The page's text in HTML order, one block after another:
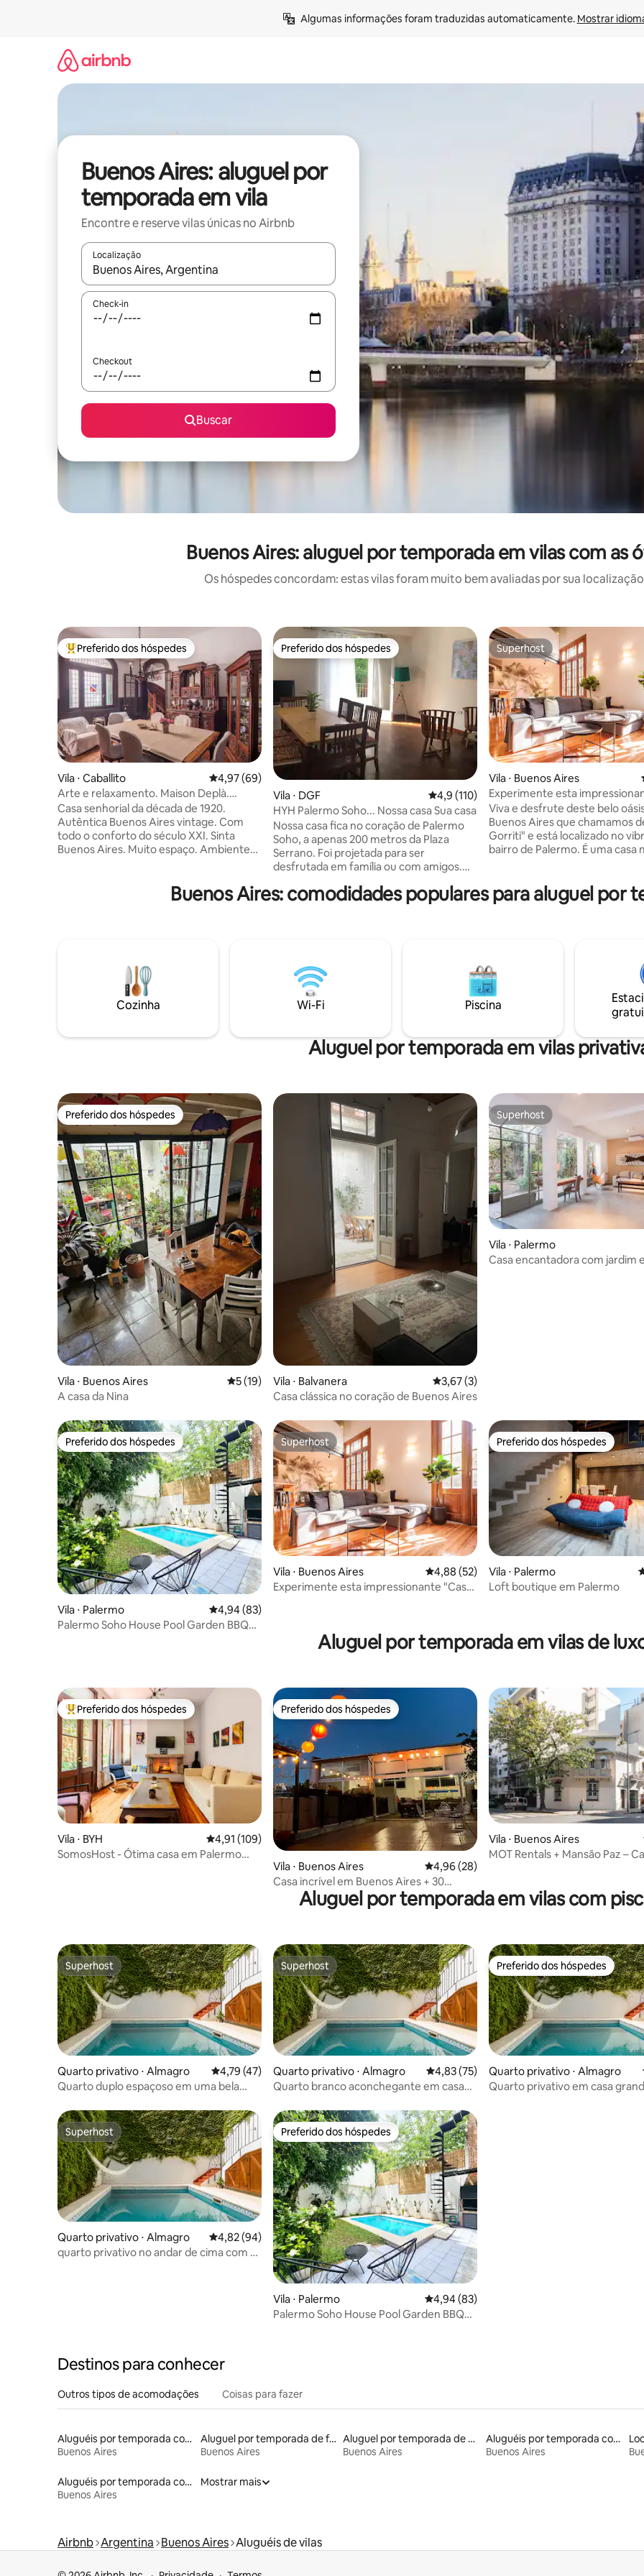
Algumas informações foram traduzidas automaticamente. Mostrar
Buenos Aires: aluguel por
temporada em vila
Encontre e reserve vilas únicas no Airbnb
Localização
Quando os resultados estiverem disponíveis, explore-os usando as seta para cima e para baixo do teclado ou tocando
Check-in
Checkout
Buscar
Buenos Aires: aluguel por temporada em vilas com as
Os hóspedes concordam: estas vilas foram muito bem avaliadas por sua
Entre os melhores preferidos dos hóspedes
Preferido dos hóspedes
Vila ⋅ Caballito 4,97 de uma avaliação média de 5, 69 avaliações
4,97 (69)
Arte e relaxamento. Maison Deplà.
Vintage 1.920 portenho
Casa senhorial da década de 1920.
Autêntica Buenos Aires vintage. Com
todo o conforto do século XXI. Sinta
Buenos Aires. Muito espaço. Ambientes
banheiros. Cozinha completa. Super WI-
e mesa grande. Perto de bares,
restaurantes e parques Com fácil acesso
a toda a cidade Aluguéis de espaços
Preferido dos hóspedes
Preferido dos hóspedes
Vila ⋅ DGF 4,9 de uma avaliação média de 5, 110
4,9 (110)
HYH Palermo Soho... Nossa casa Sua casa
Nossa casa fica no coração de Palermo
Soho, a apenas 200 metros da Plaza
Serrano. Foi projetada para ser
desfrutada em família ou com amigos.
condicionado, todas as camas e colchões
são novos, assim como os banheiros e a
Palermo, nossa localização e experiência
permitirão que você viva, sinta e
descubra Buenos Aires. Esperamos por
Superhost
Superhost
Vila ⋅ Buenos Aires
Experimente esta
Gorriti" em Palermo
Viva e desfrute deste belo
Buenos Aires que chamamos
Gorriti" e está localizado no
bairro de Palermo. É uma casa
vanguarda o torna ideal para
casais ou grupos de amigos.
completos, um toalete, quincho
grande terraço ao ar livre. Você
experiência única:)
Argenhost
Buenos Aires: comodidades populares para aluguel por
Cozinha Wi-Fi Piscina
Aluguel por temporada em vilas
Preferido dos hóspedes
Preferido dos hóspedes
Vila ⋅ Buenos Aires 5 de uma avaliação média de 5, 19 avaliações
5 (19)
A casa da Nina
Vila ⋅ Balvanera 3,67 de uma avaliação média de 5, 3
3,67 (3)
Casa clássica no coração de Buenos Aires
Superhost
Superhost
Vila ⋅ Palermo
Casa encantadora com jardim e
Preferido dos hóspedes
Preferido dos hóspedes
Vila ⋅ Palermo 4,94 de uma avaliação média de 5, 83 avaliações
4,94 (83)
Palermo Soho House Pool Garden BBQ
Superhost
Superhost
Vila ⋅ Buenos Aires 4,88 de uma avaliação média de 5, 52
4,88 (52)
Experimente esta impressionante "Casa
Preferido dos hóspedes
Preferido dos hóspedes
Vila ⋅ Palermo
Loft boutique em Palermo
Aluguel por temporada em vilas de
Entre os melhores preferidos dos hóspedes
Preferido dos hóspedes
Vila ⋅ BYH 4,91 de uma avaliação média de 5, 109 avaliações
4,91 (109)
SomosHost - Ótima casa em Palermo
Preferido dos hóspedes
Preferido dos hóspedes
Vila ⋅ Buenos Aires 4,96 de uma avaliação média de 5, 28
4,96 (28)
Casa incrível em Buenos Aires + 30
hóspedes + opção de serviço de bufê
Vila ⋅ Buenos Aires
MOT Rentals + Mansão Paz –
Aluguel por temporada em vilas com
Superhost
Superhost
Quarto privativo ⋅ Almagro 4,79 de uma avaliação média de 5, 47 avaliações
4,79 (47)
Quarto duplo espaçoso em uma bela
Superhost
Superhost
Quarto privativo ⋅ Almagro 4,83 de uma avaliação média de 5, 75
4,83 (75)
Quarto branco aconchegante em casa
Preferido dos hóspedes
Preferido dos hóspedes
Quarto privativo ⋅ Almagro
Quarto privativo em casa
Superhost
Superhost
Quarto privativo ⋅ Almagro 4,82 de uma avaliação média de 5, 94 avaliações
4,82 (94)
quarto privativo no andar de cima com 2
Preferido dos hóspedes
Preferido dos hóspedes
Vila ⋅ Palermo 4,94 de uma avaliação média de 5, 83
4,94 (83)
Palermo Soho House Pool Garden BBQ
Destinos para conhecer
Outros tipos de acomodações Coisas para fazer
Aluguéis por temporada com café da manhã
Buenos Aires
Aluguel por temporada de flats
Buenos Aires
Aluguel por temporada de casas de veraneio
Buenos Aires
Aluguéis por temporada com suítes privativas
Buenos Aires
Aluguéis por temporada com acesso à praia
Buenos Aires
Mostrar mais
Airbnb Argentina Buenos Aires Aluguéis de vilas